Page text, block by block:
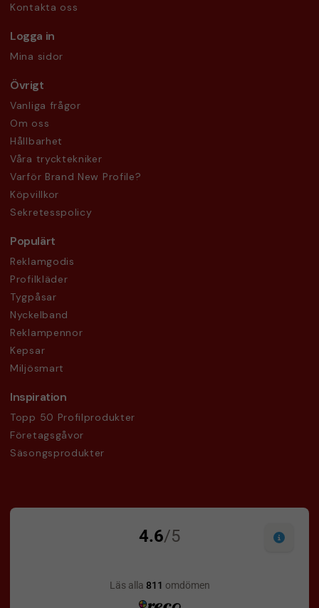
Kontakta oss
Logga in
Mina sidor
Övrigt
Vanliga frågor
Om oss
Hållbarhet
Våra trycktekniker
Varför Brand New Profile?
Köpvillkor
Sekretesspolicy
Populärt
Reklamgodis
Profilkläder
Tygpåsar
Nyckelband
Reklampennor
Kepsar
Miljösmart
Inspiration
Topp 50 Profilprodukter
Företagsgåvor
Säsongsprodukter